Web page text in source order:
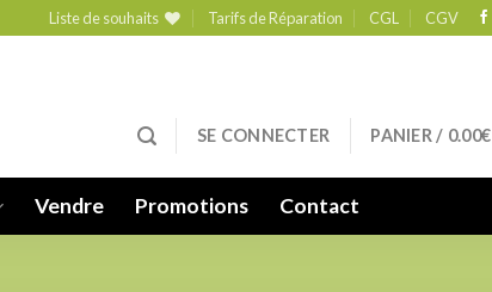
Liste de souhaits Tarifs de Réparation CGL CGV
SE CONNECTER PANIER / 0.00€
Vendre Promotions Contact